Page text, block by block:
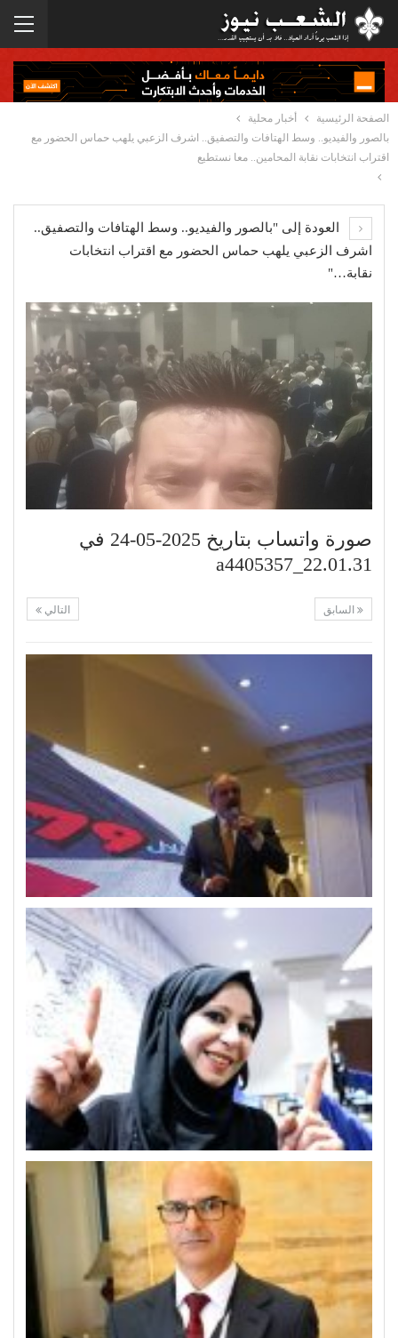
الصفحة الرئيسية
أخبار محلية
بالصور والفيديو.. وسط الهتافات والتصفيق.. اشرف الزعبي يلهب حماس الحضور مع
اقتراب انتخابات نقابة المحامين.. معا نستطيع
العودة إلى "بالصور والفيديو.. وسط الهتافات والتصفيق..
اشرف الزعبي يلهب حماس الحضور مع اقتراب انتخابات
نقابة…"
صورة واتساب بتاريخ 2025-05-24 في
22.01.31_a4405357
التالي السابق